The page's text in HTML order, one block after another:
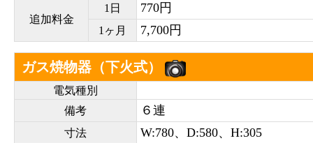
追加料金
1日 770円
1ヶ月 7,700円
ガス焼物器（下火式）
電気種別
備考
６連
寸法 W:780、D:580、H:305